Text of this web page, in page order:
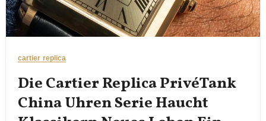
cartier replica
Die Cartier Replica PrivéTank
China Uhren Serie Haucht